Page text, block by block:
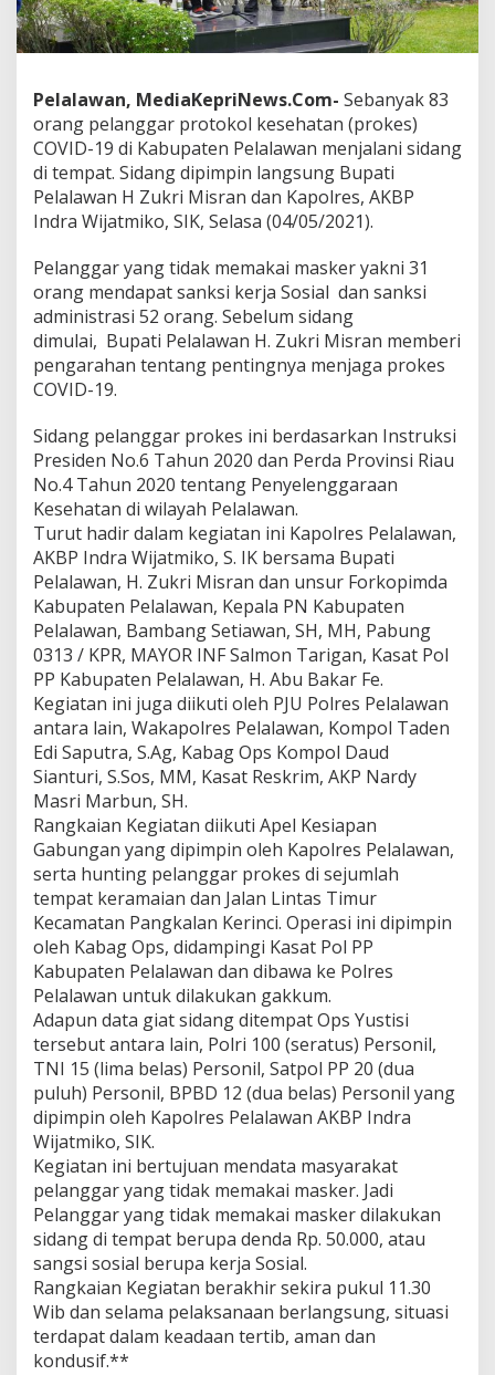
i
d
a
K
a
p
o
l
r
e
s
i
m
p
n
S
a
g
P
e
l
a
n
g
g
a
r
r
o
k
e
s
C
V
I
D
-
1
9
Pelalawan, MediaKepriNews.Com- Sebanyak 83
orang pelanggar protokol kesehatan (prokes)
COVID-19 di Kabupaten Pelalawan menjalani sidang
di tempat. Sidang dipimpin langsung Bupati
Pelalawan H Zukri Misran dan Kapolres, AKBP
Indra Wijatmiko, SIK, Selasa (04/05/2021).
Pelanggar yang tidak memakai masker yakni 31
orang mendapat sanksi kerja Sosial dan sanksi
administrasi 52 orang. Sebelum sidang
dimulai, Bupati Pelalawan H. Zukri Misran memberi
pengarahan tentang pentingnya menjaga prokes
COVID-19.
Sidang pelanggar prokes ini berdasarkan Instruksi
Presiden No.6 Tahun 2020 dan Perda Provinsi Riau
No.4 Tahun 2020 tentang Penyelenggaraan
Kesehatan di wilayah Pelalawan.
Turut hadir dalam kegiatan ini Kapolres Pelalawan,
AKBP Indra Wijatmiko, S. IK bersama Bupati
Pelalawan, H. Zukri Misran dan unsur Forkopimda
Kabupaten Pelalawan, Kepala PN Kabupaten
Pelalawan, Bambang Setiawan, SH, MH, Pabung
0313 / KPR, MAYOR INF Salmon Tarigan, Kasat Pol
PP Kabupaten Pelalawan, H. Abu Bakar Fe.
Kegiatan ini juga diikuti oleh PJU Polres Pelalawan
antara lain, Wakapolres Pelalawan, Kompol Taden
Edi Saputra, S.Ag, Kabag Ops Kompol Daud
Sianturi, S.Sos, MM, Kasat Reskrim, AKP Nardy
Masri Marbun, SH.
Rangkaian Kegiatan diikuti Apel Kesiapan
Gabungan yang dipimpin oleh Kapolres Pelalawan,
serta hunting pelanggar prokes di sejumlah
tempat keramaian dan Jalan Lintas Timur
Kecamatan Pangkalan Kerinci. Operasi ini dipimpin
oleh Kabag Ops, didampingi Kasat Pol PP
Kabupaten Pelalawan dan dibawa ke Polres
Pelalawan untuk dilakukan gakkum.
Adapun data giat sidang ditempat Ops Yustisi
tersebut antara lain, Polri 100 (seratus) Personil,
TNI 15 (lima belas) Personil, Satpol PP 20 (dua
puluh) Personil, BPBD 12 (dua belas) Personil yang
dipimpin oleh Kapolres Pelalawan AKBP Indra
Wijatmiko, SIK.
Kegiatan ini bertujuan mendata masyarakat
pelanggar yang tidak memakai masker. Jadi
Pelanggar yang tidak memakai masker dilakukan
sidang di tempat berupa denda Rp. 50.000, atau
sangsi sosial berupa kerja Sosial.
Rangkaian Kegiatan berakhir sekira pukul 11.30
Wib dan selama pelaksanaan berlangsung, situasi
terdapat dalam keadaan tertib, aman dan
kondusif.**